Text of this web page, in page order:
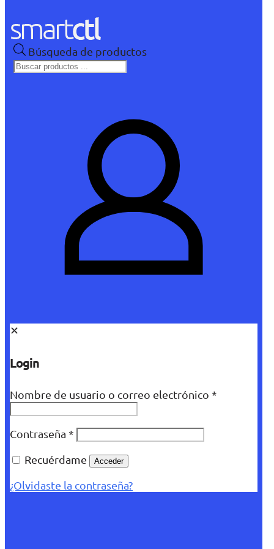
Búsqueda de productos
✕
Login
Nombre de usuario o correo electrónico *
Contraseña *
Recuérdame
Acceder
¿Olvidaste la contraseña?